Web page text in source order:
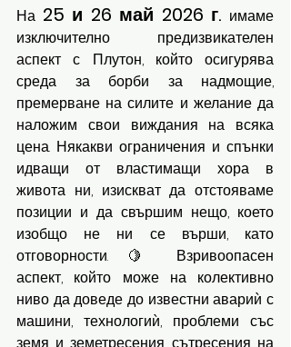
На 25 и 26 май 2026 г. имаме
изключително предизвикателен
аспект с Плутон, който осигурява
среда за борби за надмощие,
премерване на силите и желание да
наложим свои виждания на всяка
цена. Някакви ограничения и спънки
идващи от властимащи хора в
живота ни, изискват да отстояваме
позиции и да свършим нещо, което
изобщо не ни се върши, като
отговорности. 🍋 Взривоопасен
аспект, който може на колективно
ниво да доведе до известни авариѝ с
машини, технологиѝ, проблеми със
земя и земетресения, сътресения на